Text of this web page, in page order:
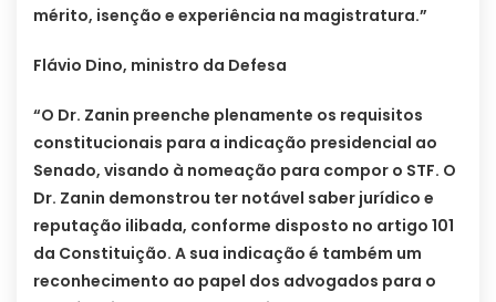
mérito, isenção e experiência na magistratura.”
Flávio Dino, ministro da Defesa
“O Dr. Zanin preenche plenamente os requisitos
constitucionais para a indicação presidencial ao
Senado, visando à nomeação para compor o STF. O
Dr. Zanin demonstrou ter notável saber jurídico e
reputação ilibada, conforme disposto no artigo 101
da Constituição. A sua indicação é também um
reconhecimento ao papel dos advogados para o